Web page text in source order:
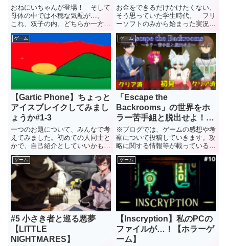
おねにいちゃんが登場！ そして
母体の中では不穏な気配が…。
これ、双子の内、どちらか一方し
かママに会えないのでしょうか？
前回の記事 タネとお姉ちゃんが
合わさり、おねにいちゃん！
さて、タネとお姉ちゃんが合体す
ることで、「おねにいちゃん」...
お金をできるだけかけたくない、
そう思っていた学生時代。 フリ
ーソフトのみから始まった実況生
活でしたが、少しずつ撮影環境が
変化してきました。 そこで、今
回は昔から変わらず使っているフ
リーソフト（当然無料）や、実況
の幅を広げるために購入したキ
ャ...
ゲーム
【Gartic Phone】ちょっと
アイスブレイクしてみまし
ょうか#1-3
一つのお題について、みんなで考
えてみました。初めての人同士と
かで、自己紹介としていいかも。
前回の記事 アイスブレイクって
翻訳にしてほしい！！ ちょっと
わからないですね は 好きな鍵あ
りキャラは？ 好きな 紫色 今回
は、一つのテーマについ...
ゲーム
「Escape the
Backrooms」の世界をホ
ラー苦手組と脱出せよ！
【コラボ動画】
※ブログでは、ゲームの感想や考
察について投稿していきます。攻
略に関する情報等が載っているこ
とがありますので、未プレイの方
はネタバレにはご注意ください。
水降 これでも大分カットしたの
ですが、まだまだカットできそ
う。 そして、字幕編集できた
ゲーム
#5 小さき者と巡る悪夢
【LITTLE
NIGHTMARES】
ゲーム
【Inscryption】私のPCの
ファイルが…！【ホラーゲ
ーム】